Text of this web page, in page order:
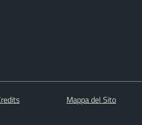
Mappa del Sito